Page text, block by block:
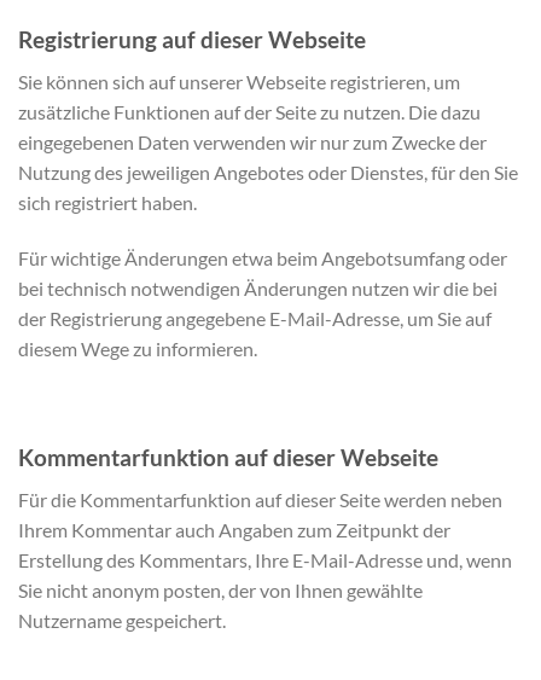
Registrierung auf dieser Webseite
Sie können sich auf unserer Webseite registrieren, um
zusätzliche Funktionen auf der Seite zu nutzen. Die dazu
eingegebenen Daten verwenden wir nur zum Zwecke der
Nutzung des jeweiligen Angebotes oder Dienstes, für den Sie
sich registriert haben.
Für wichtige Änderungen etwa beim Angebotsumfang oder
bei technisch notwendigen Änderungen nutzen wir die bei
der Registrierung angegebene E-Mail-Adresse, um Sie auf
diesem Wege zu informieren.
Kommentarfunktion auf dieser Webseite
Für die Kommentarfunktion auf dieser Seite werden neben
Ihrem Kommentar auch Angaben zum Zeitpunkt der
Erstellung des Kommentars, Ihre E-Mail-Adresse und, wenn
Sie nicht anonym posten, der von Ihnen gewählte
Nutzername gespeichert.